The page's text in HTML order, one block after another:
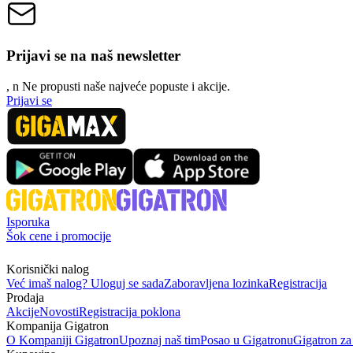
Prijavi se na naš newsletter
, n Ne propusti naše najveće popuste i akcije.
Prijavi se
Isporuka
Šok cene i promocije
Korisnički nalog
Već imaš nalog? Uloguj se sadaZaboravljena lozinkaRegistracija
Prodaja
AkcijeNovostiRegistracija poklona
Kompanija Gigatron
O Kompaniji GigatronUpoznaj naš timPosao u GigatronuGigatron